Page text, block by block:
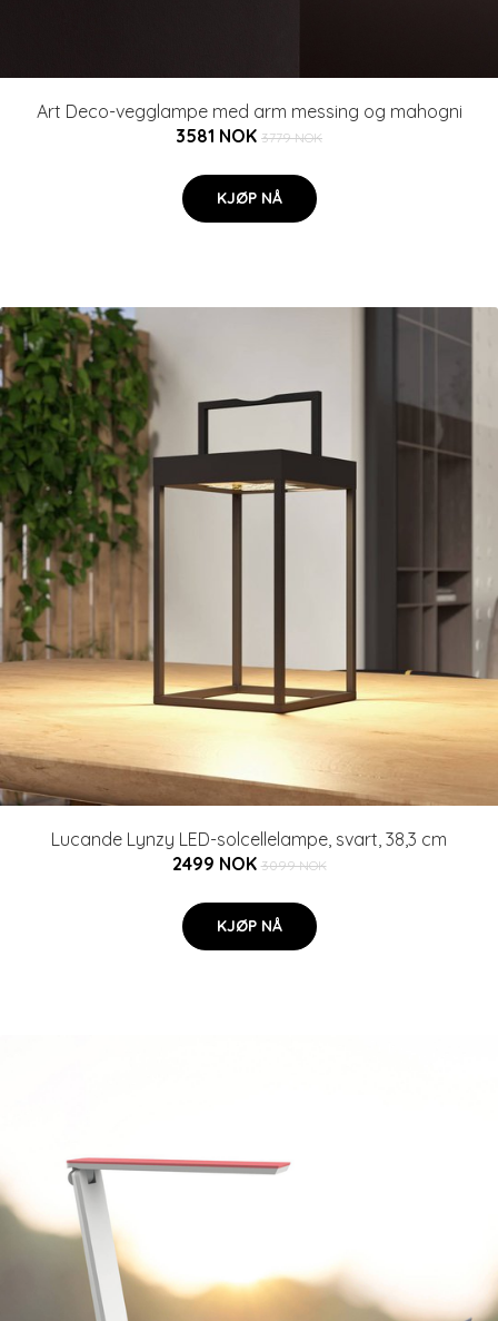
Art Deco-vegglampe med arm messing og mahogni
3581 NOK 3779 NOK
KJØP NÅ
Lucande Lynzy LED-solcellelampe, svart, 38,3 cm
2499 NOK 3099 NOK
KJØP NÅ